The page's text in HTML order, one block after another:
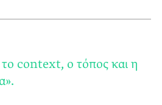
context, ο τόπος και η